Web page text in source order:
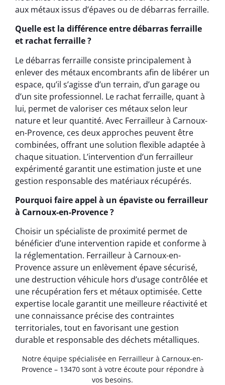
aux métaux issus d’épaves ou de débarras ferraille.
Quelle est la différence entre débarras ferraille
et rachat ferraille ?
Le débarras ferraille consiste principalement à
enlever des métaux encombrants afin de libérer un
espace, qu’il s’agisse d’un terrain, d’un garage ou
d’un site professionnel. Le rachat ferraille, quant à
lui, permet de valoriser ces métaux selon leur
nature et leur quantité. Avec Ferrailleur à Carnoux-
en-Provence, ces deux approches peuvent être
combinées, offrant une solution flexible adaptée à
chaque situation. L’intervention d’un ferrailleur
expérimenté garantit une estimation juste et une
gestion responsable des matériaux récupérés.
Pourquoi faire appel à un épaviste ou ferrailleur
à Carnoux-en-Provence ?
Choisir un spécialiste de proximité permet de
bénéficier d’une intervention rapide et conforme à
la réglementation. Ferrailleur à Carnoux-en-
Provence assure un enlèvement épave sécurisé,
une destruction véhicule hors d’usage contrôlée et
une récupération fers et métaux optimisée. Cette
expertise locale garantit une meilleure réactivité et
une connaissance précise des contraintes
territoriales, tout en favorisant une gestion
durable et responsable des déchets métalliques.
Notre équipe spécialisée en Ferrailleur à Carnoux-en-
Provence – 13470 sont à votre écoute pour répondre à
vos besoins.